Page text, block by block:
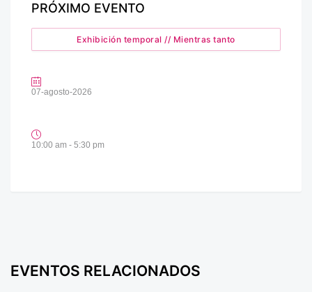
PRÓXIMO EVENTO
Exhibición temporal // Mientras tanto
07-agosto-2026
10:00 am - 5:30 pm
EVENTOS RELACIONADOS